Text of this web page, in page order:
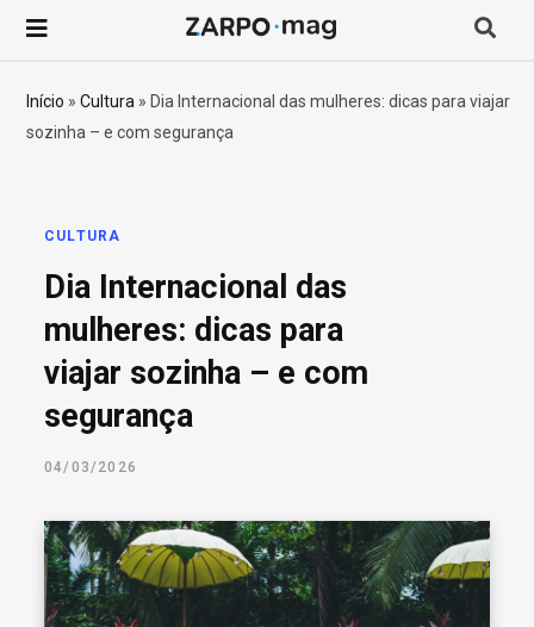
Início »Cultura » Dia Internacional das mulheres: dicas para viajar
sozinha – e com segurança
CULTURA
Dia Internacional das
mulheres: dicas para
viajar sozinha – e com
segurança
04/03/2026